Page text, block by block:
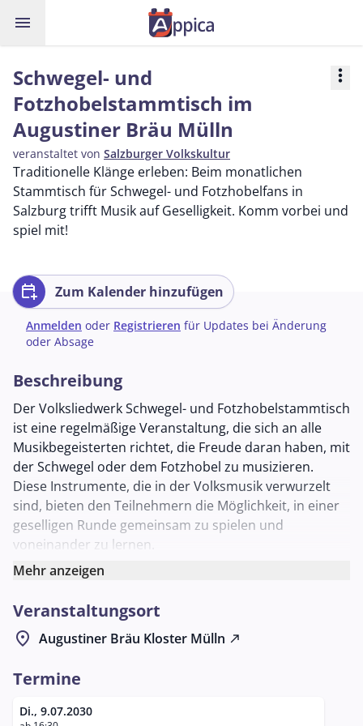
menu
Schwegel- und
Fotzhobelstammtisch im
Augustiner Bräu Mülln
veranstaltet von Salzburger Volkskultur
more_vert
Traditionelle Klänge erleben: Beim monatlichen
Stammtisch für Schwegel- und Fotzhobelfans in
Salzburg trifft Musik auf Geselligkeit. Komm vorbei und
spiel mit!
calendar_add_on Zum Kalender hinzufügen
Anmelden oder Registrieren für Updates bei Änderung
oder Absage
Beschreibung
Der Volksliedwerk Schwegel- und Fotzhobelstammtisch
ist eine regelmäßige Veranstaltung, die sich an alle
Musikbegeisterten richtet, die Freude daran haben, mit
der Schwegel oder dem Fotzhobel zu musizieren.
Diese Instrumente, die in der Volksmusik verwurzelt
sind, bieten den Teilnehmern die Möglichkeit, in einer
geselligen Runde gemeinsam zu spielen und
voneinander zu lernen.
Der Stammtisch findet an jedem zweiten Dienstag im
einem traditionsreichen Brauereigasthaus, das für
seine gemütliche Atmosphäre bekannt ist. Im
Schlappstüberl, einem der charmanten Räume des
in entspannter Umgebung ihre musikalischen
Fähigkeiten zu pflegen und zu erweitern.
Mehr anzeigen
Veranstaltungsort
location_on Augustiner Bräu Kloster Mülln north_east
Termine
Di., 9.07.2030